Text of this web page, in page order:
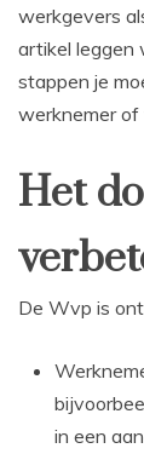
werkgevers
artikel leggen
stappen je
werknemer
Het
De Wvp is
in een